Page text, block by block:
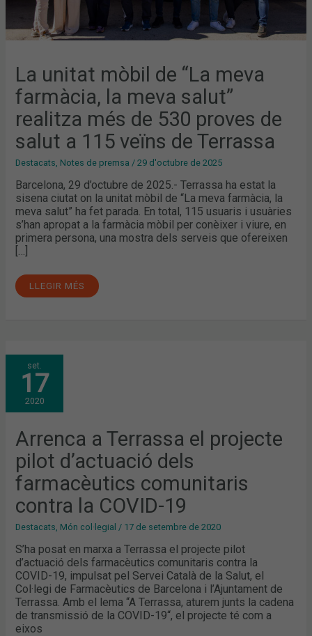
La unitat mòbil de “La meva
farmàcia, la meva salut”
realitza més de 530 proves de
salut a 115 veïns de Terrassa
Destacats, Notes de premsa /29 d'octubre de 2025
Barcelona, 29 d’octubre de 2025.- Terrassa ha estat la
sisena ciutat on la unitat mòbil de “La meva farmàcia, la
meva salut” ha fet parada. En total, 115 usuaris i usuàries
s’han apropat a la farmàcia mòbil per conèixer i viure, en
primera persona, una mostra dels serveis que ofereixen
[…]
A
115
VEÏNS
DE
LLEGIR MÉS
set.
17
2020
Arrenca a Terrassa el projecte
pilot d’actuació dels
farmacèutics comunitaris
contra la COVID-19
Destacats Món col·legial / 17 de setembre de 2020
S’ha posat en marxa a Terrassa el projecte pilot
d’actuació dels farmacèutics comunitaris contra la
COVID-19, impulsat pel Servei Català de la Salut, el
Col·legi de Farmacèutics de Barcelona i l’Ajuntament de
Terrassa. Amb el lema “A Terrassa, aturem junts la cadena
de transmissió de la COVID-19“, el projecte té com a
eixos
ARRENCA
A
TERRASSA
EL
PROJECTE
PILOT
D’ACTUACIÓ
COMUNITARIS
CONTRA
LA
COVID-